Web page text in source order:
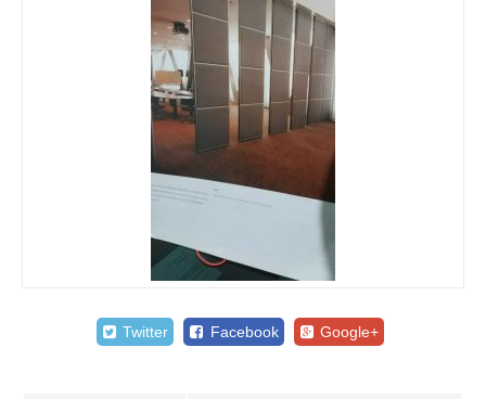
Twitter Facebook Google+